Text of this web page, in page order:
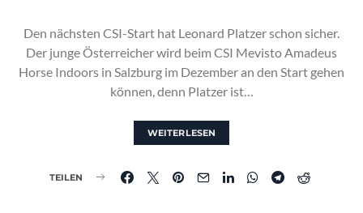
Den nächsten CSI-Start hat Leonard Platzer schon sicher.
Der junge Österreicher wird beim CSI Mevisto Amadeus
Horse Indoors in Salzburg im Dezember an den Start gehen
können, denn Platzer ist…
WEITERLESEN
TEILEN